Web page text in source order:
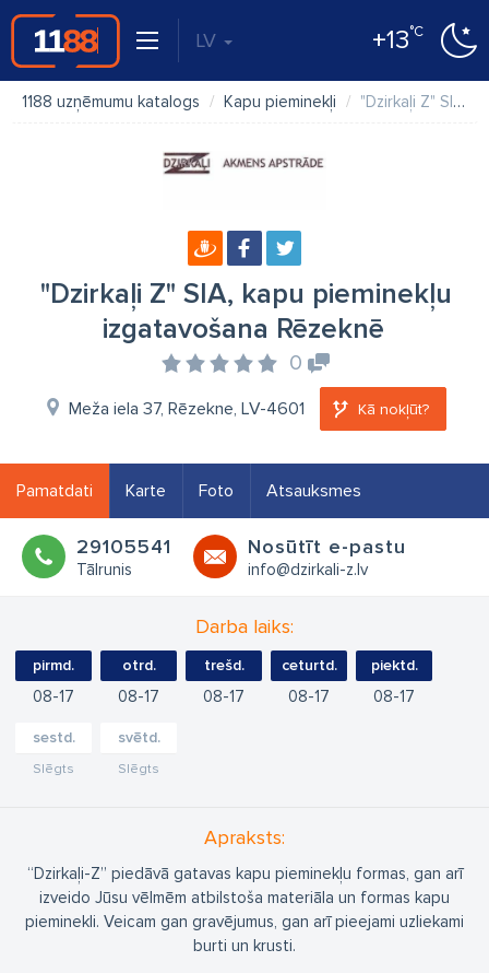
LV +13°C
1188 uzņēmumu katalogs Kapu pieminekļi "Dzirkaļi Z" SIA, kapu pieminekļu izgatavošana Rēzeknē
"Dzirkaļi Z" SIA, kapu pieminekļu
izgatavošana Rēzeknē
0
Meža iela 37, Rēzekne, LV-4601 Kā nokļūt?
Pamatdati Karte Foto Atsauksmes
29105541
Tālrunis
Nosūtīt e-pastu
info@dzirkali-z.lv
Darba laiks:
pirmd.
08 17
otrd.
08 17
trešd.
08 17
ceturtd.
08 17
piektd.
08 17
sestd.
Slēgts
svētd.
Slēgts
Apraksts:
“Dzirkaļi-Z” piedāvā gatavas kapu pieminekļu formas, gan arī
izveido Jūsu vēlmēm atbilstoša materiāla un formas kapu
pieminekli. Veicam gan gravējumus, gan arī pieejami uzliekami
burti un krusti.